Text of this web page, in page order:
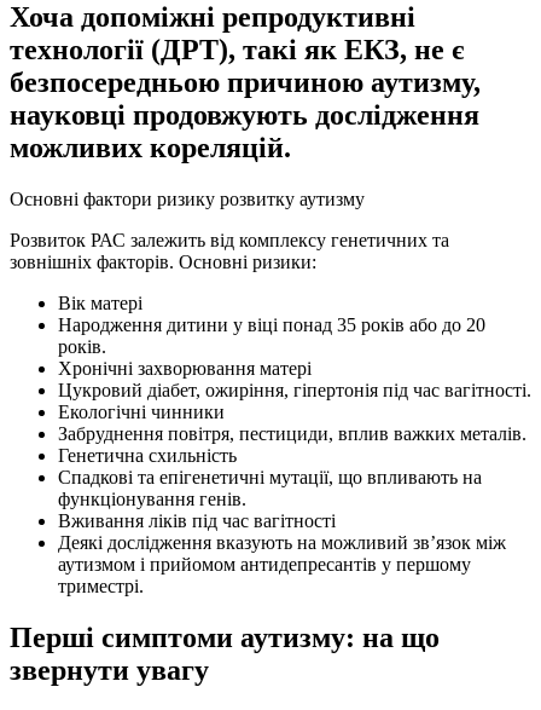
Хоча допоміжні репродуктивні
технології (ДРТ), такі як ЕКЗ, не є
безпосередньою причиною аутизму,
науковці продовжують дослідження
можливих кореляцій.
Основні фактори ризику розвитку аутизму
Розвиток РАС залежить від комплексу генетичних та
зовнішніх факторів. Основні ризики:
Вік матері
Народження дитини у віці понад 35 років або до 20
років.
Хронічні захворювання матері
Цукровий діабет, ожиріння, гіпертонія під час вагітності.
Екологічні чинники
Забруднення повітря, пестициди, вплив важких металів.
Генетична схильність
Спадкові та епігенетичні мутації, що впливають на
функціонування генів.
Вживання ліків під час вагітності
Деякі дослідження вказують на можливий зв’язок між
аутизмом і прийомом антидепресантів у першому
триместрі.
Перші симптоми аутизму: на що
звернути увагу